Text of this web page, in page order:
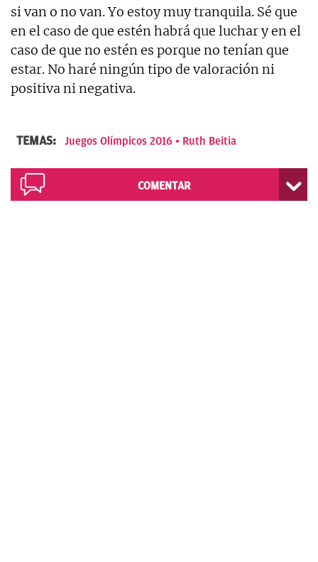
si van o no van. Yo estoy muy tranquila. Sé que
en el caso de que estén habrá que luchar y en el
caso de que no estén es porque no tenían que
estar. No haré ningún tipo de valoración ni
positiva ni negativa.
TEMAS: Juegos Olímpicos 2016 Ruth Beitia
COMENTAR